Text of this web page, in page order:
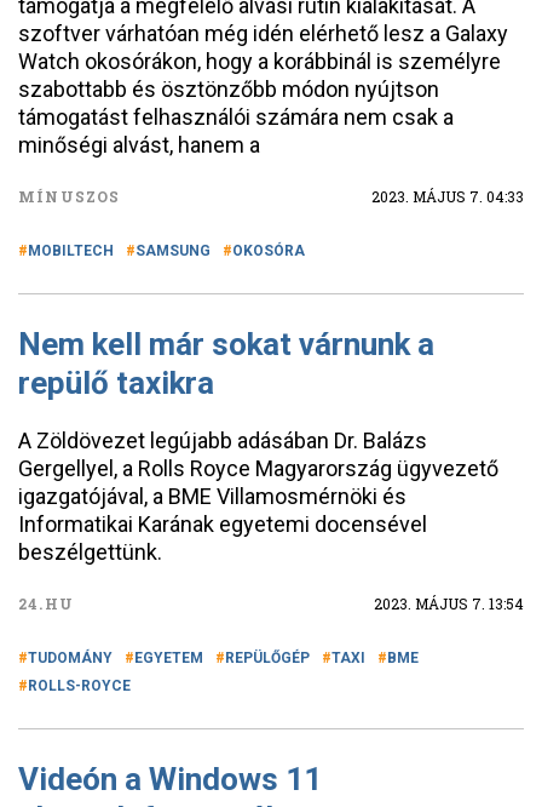
támogatja a megfelelő alvási rutin kialakítását. A
szoftver várhatóan még idén elérhető lesz a Galaxy
Watch okosórákon, hogy a korábbinál is személyre
szabottabb és ösztönzőbb módon nyújtson
támogatást felhasználói számára nem csak a
minőségi alvást, hanem a
MÍNUSZOS 2023. MÁJUS 7. 04:33
MOBILTECH SAMSUNG OKOSÓRA
Nem kell már sokat várnunk a
repülő taxikra
A Zöldövezet legújabb adásában Dr. Balázs
Gergellyel, a Rolls Royce Magyarország ügyvezető
igazgatójával, a BME Villamosmérnöki és
Informatikai Karának egyetemi docensével
beszélgettünk.
24.HU 2023. MÁJUS 7. 13:54
TUDOMÁNY EGYETEM REPÜLŐGÉP TAXI
BME
ROLLS-ROYCE
Videón a Windows 11